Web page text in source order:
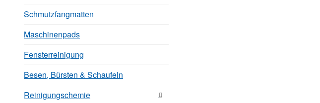
Schmutzfangmatten
Maschinenpads
Fensterreinigung
Besen, Bürsten & Schaufeln
Reinigungschemie